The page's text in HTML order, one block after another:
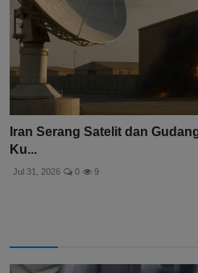
Iran Serang Satelit dan
Ku...
Jul 31, 2026 0 9